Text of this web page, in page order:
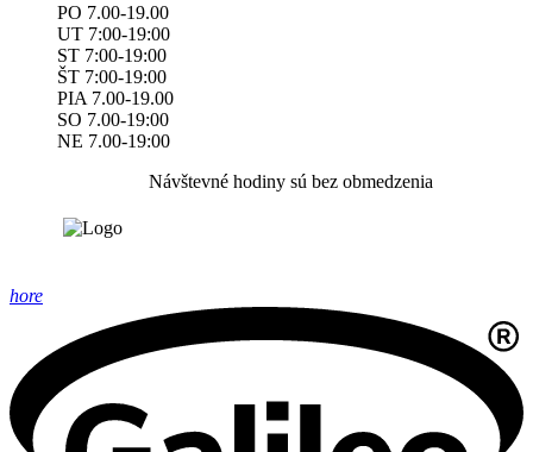
PO 7.00-19.00
UT 7:00-19:00
ST 7:00-19:00
ŠT 7:00-19:00
PIA 7.00-19.00
SO 7.00-19:00
NE 7.00-19:00
Návštevné hodiny sú bez obmedzenia
hore